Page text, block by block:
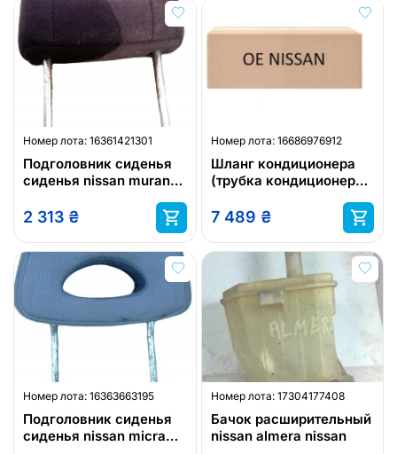
Номер лота: 16361421301
Подголовник сиденья
сиденья nissan murano
2 313 ₴
Номер лота: 16686976912
Шланг кондиционера
(трубка кондиционера,
автокондиционера)
7 489 ₴
Номер лота: 16363663195
Подголовник сиденья
сиденья nissan micra
Номер лота: 17304177408
Бачок расширительный
nissan almera nissan